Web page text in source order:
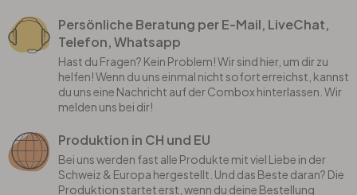
Persönliche Beratung per E-Mail, LiveChat,
Telefon, Whatsapp
Hast du Fragen? Kein Problem! Wir sind hier, um dir zu
helfen! Wenn du uns einmal nicht sofort erreichst, kannst
du uns eine Nachricht auf der Combox hinterlassen. Wir
melden uns bei dir!
Produktion in CH und EU
Bei uns werden fast alle Produkte mit viel Liebe in der
Schweiz & Europa hergestellt. Und das Beste daran? Die
Produktion startet erst, wenn du deine Bestellung